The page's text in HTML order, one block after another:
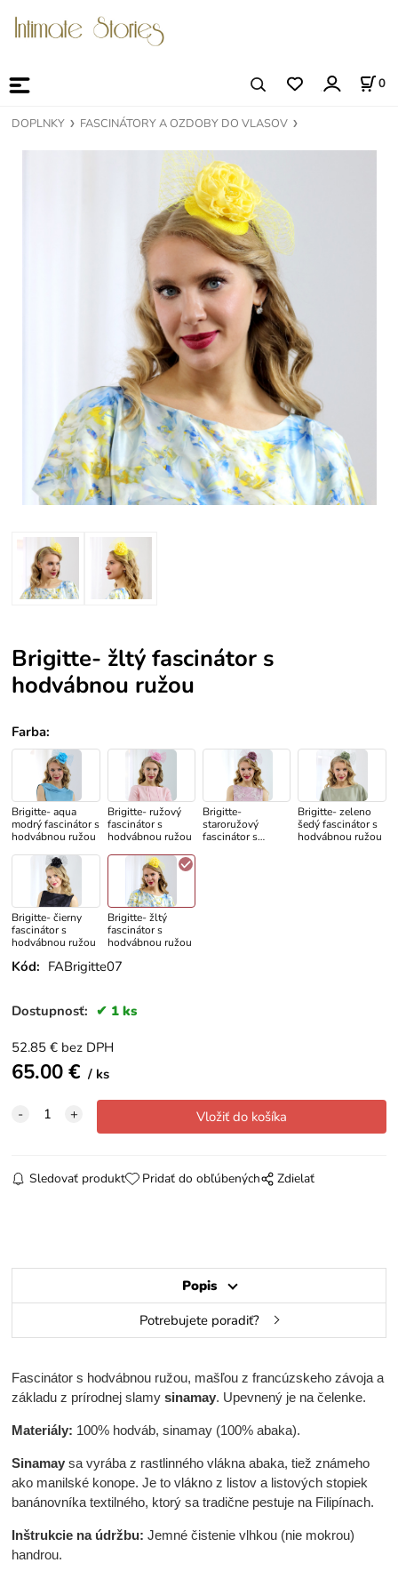
0
DOPLNKY FASCINÁTORY A OZDOBY DO VLASOV
Brigitte- žltý fascinátor s
hodvábnou ružou
Farba:
Brigitte- aqua
modrý fascinátor s
hodvábnou ružou
Brigitte- ružový
fascinátor s
hodvábnou ružou
Brigitte-
staroružový
fascinátor s
Brigitte- zeleno
šedý fascinátor s
hodvábnou ružou
Brigitte- čierny
fascinátor s
hodvábnou ružou
Brigitte- žltý
fascinátor s
hodvábnou ružou
Kód: FABrigitte07
Dostupnosť: 1 ks
52.85 € bez DPH
65.00€ ks
Sledovať produkt Pridať do obľúbených Zdielať
Popis
Potrebujete poradiť?
Fascinátor s hodvábnou ružou, mašľou z francúzskeho závoja a
základu z prírodnej slamysinamay. Upevnený je na čelenke.
Materiály: 100% hodváb, sinamay (100% abaka).
Sinamay sa vyrába z rastlinného vlákna abaka, tiež známeho
ako manilské konope. Je to vlákno z listov a listových stopiek
banánovníka textilného, ktorý sa tradične pestuje na Filipínach.
Inštrukcie na údržbu:Jemné čistenie vlhkou (nie mokrou)
handrou.